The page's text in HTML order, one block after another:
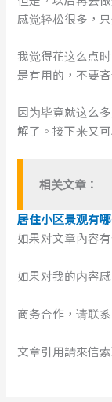
感觉轻松很多，
我觉得花这么点
是有用的，不要
因为毕竟就这么
解了。接下来又
相关文章：
居住小区景观有
如果对文章內容
如果对我的内容
商务合作，请联
文章引用請來信